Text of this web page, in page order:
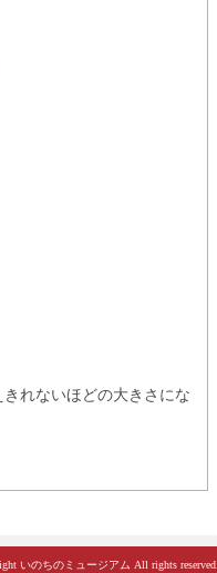
れないほどの大きさにな
いのちのミュージアム All rights reserved.